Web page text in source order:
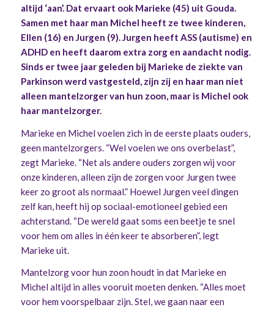
altijd ‘aan’. Dat ervaart ook Marieke (45) uit Gouda.
Samen met haar man Michel heeft ze twee kinderen,
Ellen (16) en Jurgen (9). Jurgen heeft ASS (autisme) en
ADHD en heeft daarom extra zorg en aandacht nodig.
Sinds er twee jaar geleden bij Marieke de ziekte van
Parkinson werd vastgesteld, zijn zij en haar man niet
alleen mantelzorger van hun zoon, maar is Michel ook
haar mantelzorger.
Marieke en Michel voelen zich in de eerste plaats ouders,
geen mantelzorgers. “Wel voelen we ons overbelast”,
zegt Marieke. “Net als andere ouders zorgen wij voor
onze kinderen, alleen zijn de zorgen voor Jurgen twee
keer zo groot als normaal.” Hoewel Jurgen veel dingen
zelf kan, heeft hij op sociaal-emotioneel gebied een
achterstand. “De wereld gaat soms een beetje te snel
voor hem om alles in één keer te absorberen”, legt
Marieke uit.
Mantelzorg voor hun zoon houdt in dat Marieke en
Michel altijd in alles vooruit moeten denken. “Alles moet
voor hem voorspelbaar zijn. Stel, we gaan naar een